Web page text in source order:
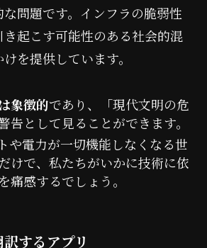
問題です。インフラの脆弱性
起こす可能性のある社会的混
を提供しています。
象徴的であり、「現代文明の危
告として見ることができます。
や電力が一切機能しなくなる世
けで、私たちがいかに技術に依
痛感するでしょう。
するアプリ